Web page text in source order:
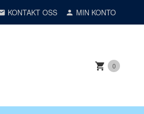
KONTAKT OSS MIN KONTO
0